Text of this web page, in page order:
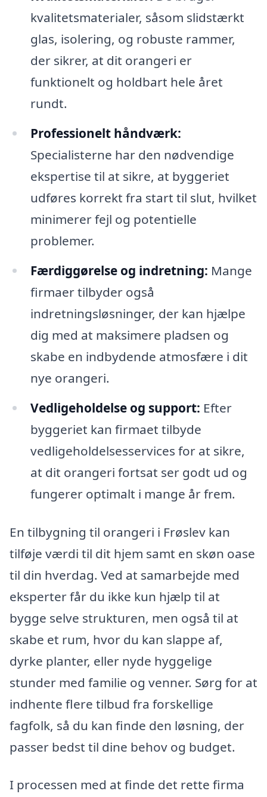
kvalitetsmaterialer, såsom slidstærkt
glas, isolering, og robuste rammer,
der sikrer, at dit orangeri er
funktionelt og holdbart hele året
rundt.
Professionelt håndværk:
Specialisterne har den nødvendige
ekspertise til at sikre, at byggeriet
udføres korrekt fra start til slut, hvilket
minimerer fejl og potentielle
problemer.
Færdiggørelse og indretning: Mange
firmaer tilbyder også
indretningsløsninger, der kan hjælpe
dig med at maksimere pladsen og
skabe en indbydende atmosfære i dit
nye orangeri.
Vedligeholdelse og support: Efter
byggeriet kan firmaet tilbyde
vedligeholdelsesservices for at sikre,
at dit orangeri fortsat ser godt ud og
fungerer optimalt i mange år frem.
En tilbygning til orangeri i Frøslev kan
tilføje værdi til dit hjem samt en skøn oase
til din hverdag. Ved at samarbejde med
eksperter får du ikke kun hjælp til at
bygge selve strukturen, men også til at
skabe et rum, hvor du kan slappe af,
dyrke planter, eller nyde hyggelige
stunder med familie og venner. Sørg for at
indhente flere tilbud fra forskellige
fagfolk, så du kan finde den løsning, der
passer bedst til dine behov og budget.
I processen med at finde det rette firma